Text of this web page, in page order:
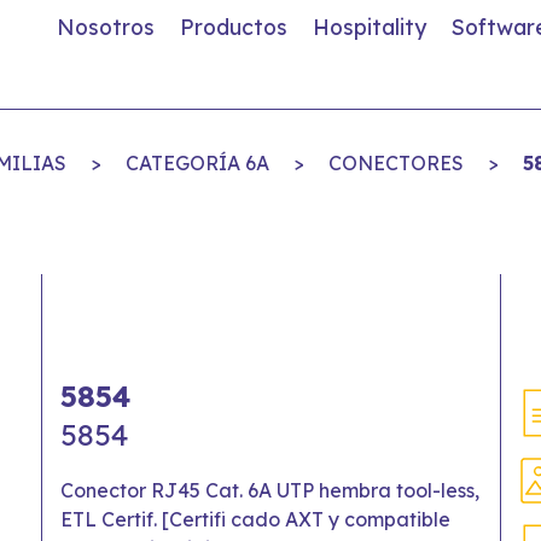
Nosotros Productos Hospitality
> CATEGORÍA 6A > CONECTORES >
5854
5854
Conector RJ45 Cat. 6A UTP hembra tool-less,
ETL Certif. [Certifi cado AXT y compatible